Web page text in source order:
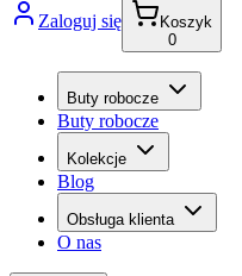
Zaloguj się
Koszyk
0
Buty robocze
Buty robocze
Kolekcje
Blog
Obsługa klienta
O nas